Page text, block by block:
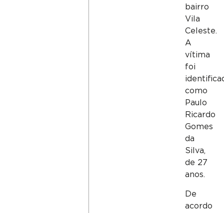
bairro
Vila
Celeste.
A
vítima
foi
como
Paulo
Ricardo
Gomes
da
Silva,
de 27
anos.
De
acordo